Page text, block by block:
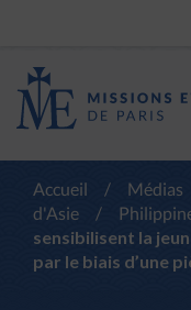
Accueil / Médias
d'Asie
/
sensibilisent la
par le biais d’une